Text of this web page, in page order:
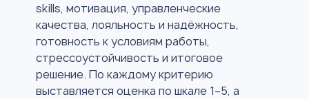
skills, мотивация, управленческие
качества, лояльность и надёжность,
готовность к условиям работы,
стрессоустойчивость и итоговое
решение. По каждому критерию
выставляется оценка по шкале 1–5, а